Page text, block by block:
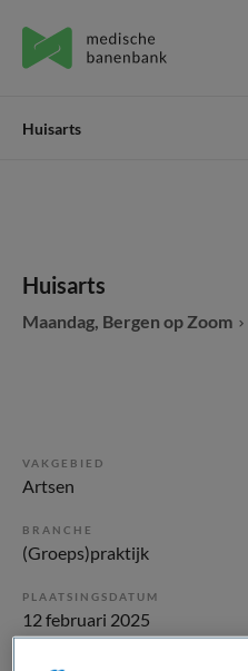
Huisarts
Huisarts
Maandag, Bergen op Zoom
VAKGEBIED
Artsen
BRANCHE
(Groeps)praktijk
PLAATSINGSDATUM
12 februari 2025